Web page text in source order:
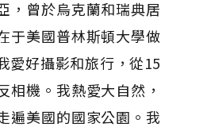
，曾於烏克蘭和瑞典居
于美國普林斯頓大學做
愛好攝影和旅行，從15
相機。我熱愛大自然，
遍美國的國家公園。我